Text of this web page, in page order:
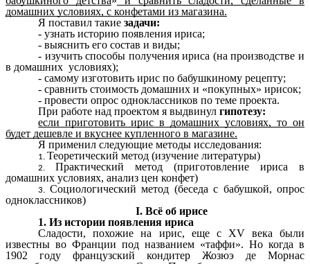
домашних условиях, с конфетами из магазина.
Я поставил такие задачи:
- узнать историю появления ириса;
- выяснить его состав и виды;
- изучить способы получения ириса (на производстве и
в домашних условиях);
- самому изготовить ирис по бабушкиному рецепту;
- сравнить стоимость домашних и «покупных» ирисок;
- провести опрос одноклассников по теме проекта.
При работе над проектом я выдвинулгипотезу:
если приготовить ирис в домашних условиях, то он
будет дешевле и вкуснее купленного в магазине.
Я применил следующие методы исследования:
Теоретический метод (изучение литературы)
Практический метод (приготовление ириса в
домашних условиях, анализ цен конфет)
Социологический метод (беседа с бабушкой, опрос
одноклассников)
I. Всё об ирисе
1. Из истории появления ириса
Сладости, похожие на ирис, еще с XV века были
известны во Франции под названием «таффи». Но когда в
1902 году французский кондитер Жозюэ де Морнас